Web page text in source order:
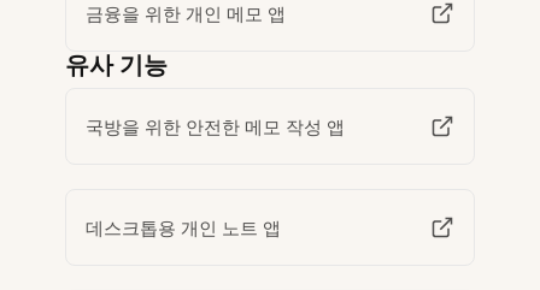
금융을 위한 개인 메모 앱
유사 기능
국방을 위한 안전한 메모 작성 앱
데스크톱용 개인 노트 앱